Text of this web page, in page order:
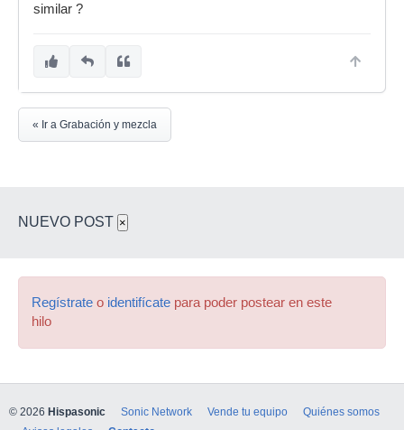
similar ?
« Ir a Grabación y mezcla
NUEVO POST ×
Regístrate o identifícate para poder postear en este
hilo
© 2026 Hispasonic Sonic Network Vende tu equipo
Quiénes somos